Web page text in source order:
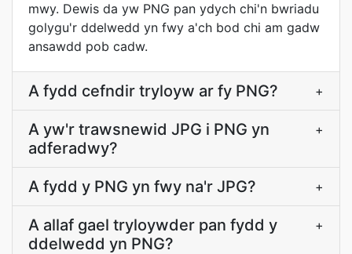
mwy. Dewis da yw PNG pan ydych chi'n bwriadu
golygu'r ddelwedd yn fwy a'ch bod chi am gadw
ansawdd pob cadw.
A fydd cefndir tryloyw ar fy PNG? +
A yw'r trawsnewid JPG i PNG yn
adferadwy?
+
A fydd y PNG yn fwy na'r JPG? +
A allaf gael tryloywder pan fydd y
ddelwedd yn PNG?
+